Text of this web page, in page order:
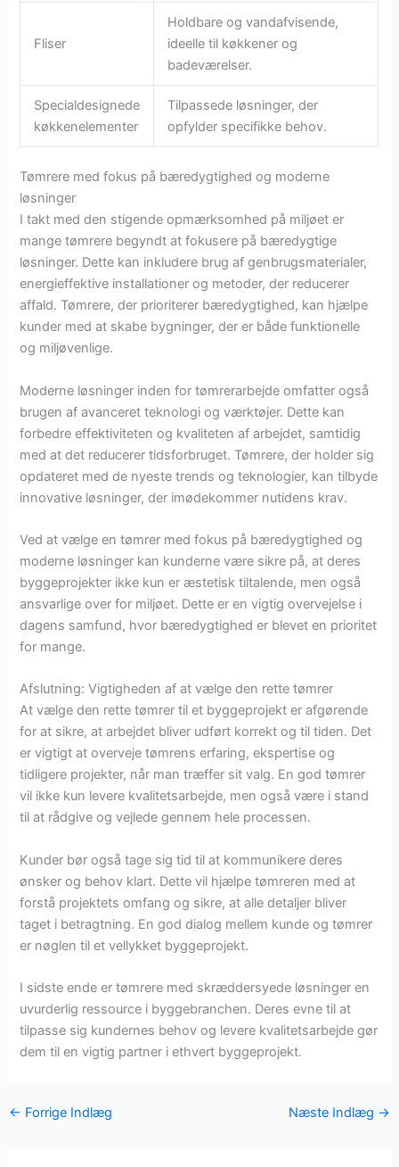
Fliser
Holdbare og vandafvisende,
ideelle til køkkener og
badeværelser.
Specialdesignede
køkkenelementer
Tilpassede løsninger, der
opfylder specifikke behov.
Tømrere med fokus på bæredygtighed og moderne
løsninger
I takt med den stigende opmærksomhed på miljøet er
mange tømrere begyndt at fokusere på bæredygtige
løsninger. Dette kan inkludere brug af genbrugsmaterialer,
energieffektive installationer og metoder, der reducerer
affald. Tømrere, der prioriterer bæredygtighed, kan hjælpe
kunder med at skabe bygninger, der er både funktionelle
og miljøvenlige.
Moderne løsninger inden for tømrerarbejde omfatter også
brugen af avanceret teknologi og værktøjer. Dette kan
forbedre effektiviteten og kvaliteten af arbejdet, samtidig
med at det reducerer tidsforbruget. Tømrere, der holder sig
opdateret med de nyeste trends og teknologier, kan tilbyde
innovative løsninger, der imødekommer nutidens krav.
Ved at vælge en tømrer med fokus på bæredygtighed og
moderne løsninger kan kunderne være sikre på, at deres
byggeprojekter ikke kun er æstetisk tiltalende, men også
ansvarlige over for miljøet. Dette er en vigtig overvejelse i
dagens samfund, hvor bæredygtighed er blevet en prioritet
for mange.
Afslutning: Vigtigheden af at vælge den rette tømrer
At vælge den rette tømrer til et byggeprojekt er afgørende
for at sikre, at arbejdet bliver udført korrekt og til tiden. Det
er vigtigt at overveje tømrens erfaring, ekspertise og
tidligere projekter, når man træffer sit valg. En god tømrer
vil ikke kun levere kvalitetsarbejde, men også være i stand
til at rådgive og vejlede gennem hele processen.
Kunder bør også tage sig tid til at kommunikere deres
ønsker og behov klart. Dette vil hjælpe tømreren med at
forstå projektets omfang og sikre, at alle detaljer bliver
taget i betragtning. En god dialog mellem kunde og tømrer
er nøglen til et vellykket byggeprojekt.
I sidste ende er tømrere med skræddersyede løsninger en
uvurderlig ressource i byggebranchen. Deres evne til at
tilpasse sig kundernes behov og levere kvalitetsarbejde gør
dem til en vigtig partner i ethvert byggeprojekt.
← Forrige Indlæg Næste Indlæg →